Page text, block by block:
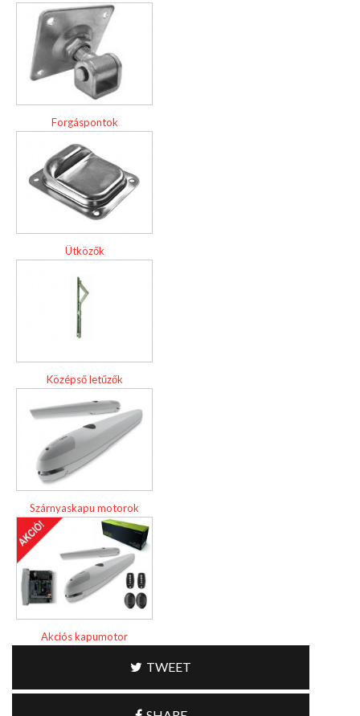
Forgáspontok
Ütközők
Középső letűzők
Szárnyaskapu motorok
Akciós kapumotor
TWEET